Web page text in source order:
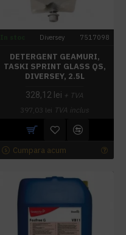
Diversey 7517098
DETERGENT GEAMURI,
TASKI SPRINT GLASS QS,
DIVERSEY, 2.5L
328,12 lei + TVA
397,03 lei TVA inclus
Cumpara acum